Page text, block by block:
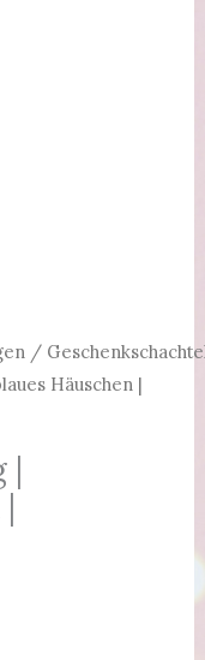
/
Häuschen |
|